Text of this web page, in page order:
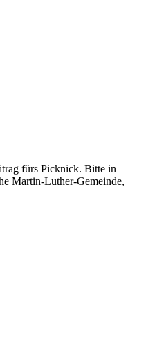
fürs Picknick. Bitte in
Martin-Luther-Gemeinde,